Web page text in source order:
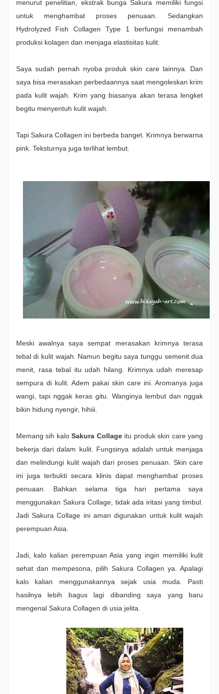
menurut penelitian, ekstrak bunga Sakura memiliki fungsi
untuk menghambat proses penuaan. Sedangkan
Hydrolyzed Fish Collagen Type 1 berfungsi menambah
produksi kolagen dan menjaga elastisitas kulit.
Saya sudah pernah nyoba produk skin care lainnya. Dan
saya bisa merasakan perbedaannya saat mengoleskan krim
pada kulit wajah. Krim yang biasanya akan terasa lengket
begitu menyentuh kulit wajah.
Tapi Sakura Collagen ini berbeda banget. Krimnya berwarna
pink. Teksturnya juga terlihat lembut.
Meski awalnya saya sempat merasakan krimnya terasa
tebal di kulit wajah. Namun begitu saya tunggu semenit dua
menit, rasa tebal itu udah hilang. Krimnya udah meresap
sempura di kulit. Adem pakai skin care ini. Aromanya juga
wangi, tapi nggak keras gitu. Wanginya lembut dan nggak
bikin hidung nyengir, hihiii.
Memang sih kaloSakura Collageitu produk skin care yang
bekerja dari dalam kulit. Fungsinya adalah untuk menjaga
dan melindungi kulit wajah dari proses penuaan. Skin care
ini juga terbukti secara klinis dapat menghambat proses
penuaan. Bahkan selama tiga hari pertama saya
menggunakan Sakura Collage, tidak ada iritasi yang timbul.
Jadi Sakura Collage ini aman digunakan untuk kulit wajah
perempuan Asia.
Jadi, kalo kalian perempuan Asia yang ingin memiliki kulit
sehat dan mempesona, pilih Sakura Collagen ya. Apalagi
kalo kalian menggunakannya sejak usia muda. Pasti
hasilnya lebih bagus lagi dibanding saya yang baru
mengenal Sakura Collagen di usia jelita.